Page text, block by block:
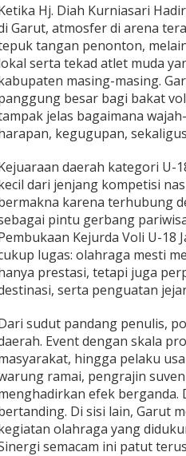
Hj. Diah Kurniasari
Garut, atmosfer di arena
tangan penonton,
serta tekad atlet muda
masing-masing.
besar bagi bakat
jelas bagaimana
kegugupan,
daerah kategori U-
dari jenjang kompetisi
karena terhubung
pintu gerbang
Kejurda Voli U-18
lugas: olahraga mesti
prestasi, tetapi juga
serta penguatan
sudut pandang penulis,
Event dengan skala
hingga pelaku
ramai, pengrajin
efek berganda.
Di sisi lain, Garut
olahraga yang
semacam ini patut